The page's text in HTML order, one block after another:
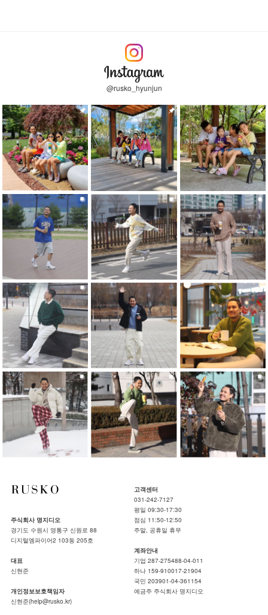
@rusko_hyunjun
주식회사 명지디오
경기도 수원시 영통구 신원로 88
디지털엠파이어2 103동 205호
대표
신현준
개인정보보호책임자
신현준(help@rusko.kr)
고객센터
031-242-7127
평일 09:30-17:30
점심 11:50-12:50
주말, 공휴일 휴무
계좌안내
기업 287-275488-04-011
하나 159-910017-21904
국민 203901-04-361154
예금주 주식회사 명지디오